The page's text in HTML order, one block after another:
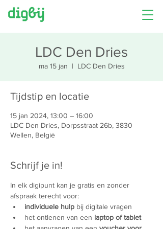
LDC Den Dries
ma 15 jan
  |
LDC Den Dries
Tijdstip en locatie
15 jan 2024, 13:00 – 16:00
LDC Den Dries, Dorpsstraat 26b, 3830
Wellen, België
Schrijf je in!
In elk digipunt kan je gratis en zonder
afspraak terecht voor:
individuele hulp bij digitale vragen
het ontlenen van een laptop of tablet